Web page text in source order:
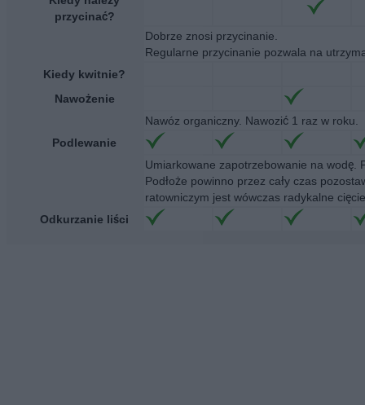
przycinać?
Dobrze znosi przycinanie.
Regularne przycinanie pozwala na
Kiedy kwitnie?
Nawożenie
Nawóz organiczny. Nawozić 1 raz w roku.
Podlewanie
Umiarkowane zapotrzebowanie na wodę.
Podłoże powinno przez cały czas
ratowniczym jest wówczas radykalne
Odkurzanie liści